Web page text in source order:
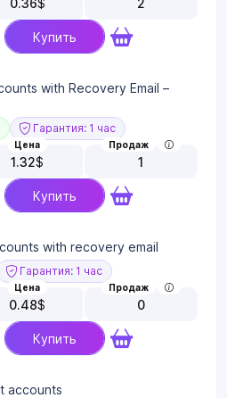
Купить
with Recovery Email –
Гарантия: 1 час
Цена
1.32$
Продаж
1
Купить
with recovery email
Гарантия: 1 час
Цена
0.48$
Продаж
0
Купить
accounts